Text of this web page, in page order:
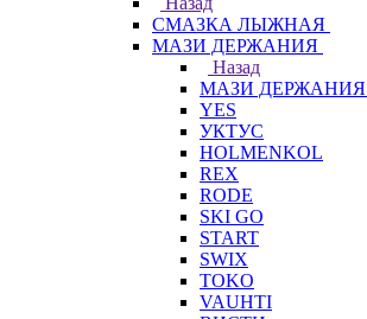
СМАЗКА ЛЫЖНАЯ
МАЗИ ДЕРЖАНИЯ
Назад
МАЗИ ДЕРЖАНИЯ
YES
УКТУС
HOLMENKOL
REX
RODE
SKI GO
START
SWIX
TOKO
VAUHTI